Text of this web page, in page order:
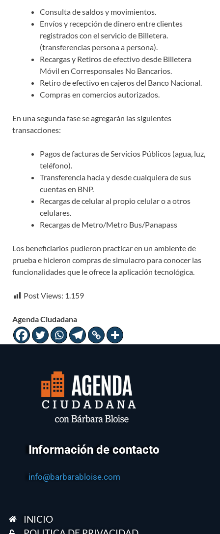
Consulta de saldos y movimientos.
Envíos y recepción de dinero entre clientes
registrados con el servicio de Billetera.
(transferencias persona a persona).
Recargas y Retiros de efectivo desde Billetera
Móvil en Corresponsales No Bancarios.
Retiro de efectivo en cajeros del Banco Nacional.
Compras en comercios autorizados.
En una segunda fase se agregarán las siguientes
transacciones:
Pagos de facturas de Servicios Públicos (agua, luz,
teléfono).
Transferencia hacia y desde cualquiera de sus
cuentas en BNP.
Recargas de celular al propio celular o a otros
celulares.
Recargas de Metro/Metro Bus/Panapass
Los beneficiarios pudieron practicar en un ambiente de
prueba e hicieron compras de simulacro para conocer las
funcionalidades que le ofrece la aplicación tecnológica.
Post Views: 1.159
Agenda Ciudadana
Información de contacto
info@barbarabloise.com
INICIO